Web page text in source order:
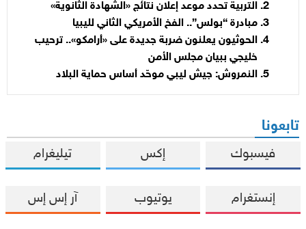
التربية تحدد موعد إعلان نتائج «الشهادة الثانوية»
مبادرة “بولس”.. الفخ الأمريكي الثاني لليبيا
الحوثيون يعلنون ضربة جديدة على «أرامكو».. ترحيب
خليجي ببيان مجلس الأمن
النمروش: جيش ليبي موحّد أساس حماية البلاد
تابعونا
فيسبوك إكس تيليغرام
إنستغرام يوتيوب آر إس إس